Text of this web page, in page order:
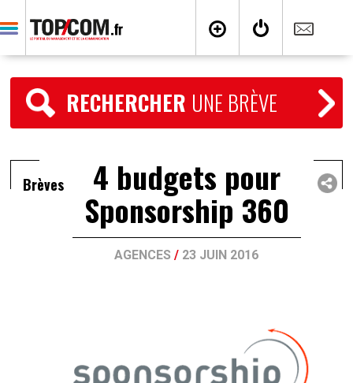
RECHERCHER UNE BRÈVE
Brèves 4 budgets pour
Sponsorship 360
AGENCES / 23 JUIN 2016